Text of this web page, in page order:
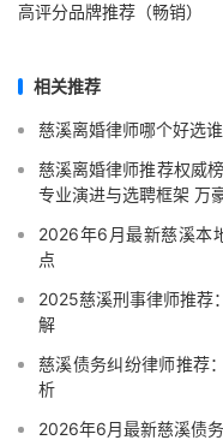
高评分品牌推荐（畅销）
相关推荐
慈溪离婚律师哪个好选
慈溪离婚律师推荐权威
专业演进与选聘框架 万
2026年6月最新慈溪本
点
2025慈溪刑事律师推荐
解
慈溪债务纠纷律师推荐
析
2026年6月最新慈溪债